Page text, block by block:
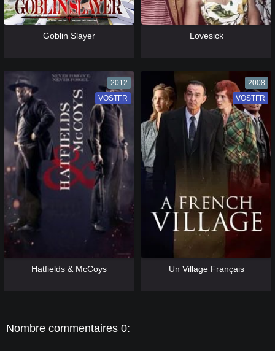
Goblin Slayer Lovesick
2012
VF
VOSTFR
Hatfields & McCoys
2008
VF
VOSTFR
Un Village Français
Nombre commentaires 0: